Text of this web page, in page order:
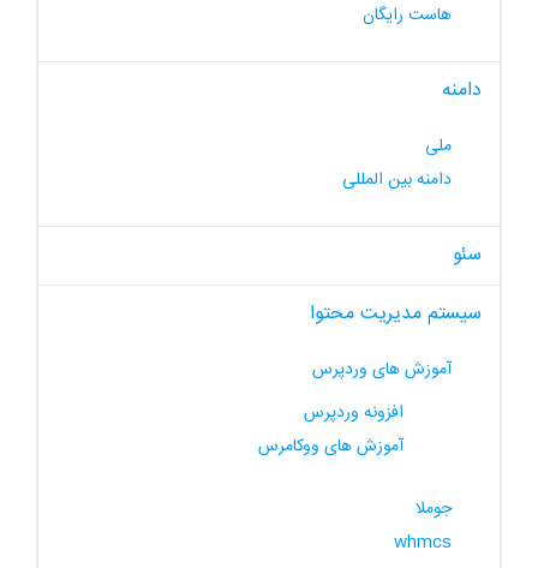
هاست رایگان
دامنه
ملی
دامنه بین المللی
سئو
سیستم مدیریت محتوا
آموزش های وردپرس
افزونه وردپرس
آموزش های ووکامرس
جوملا
whmcs